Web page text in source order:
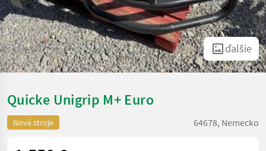
ďalšie
Quicke Unigrip M+ Euro
Nové stroje 64678, Nemecko